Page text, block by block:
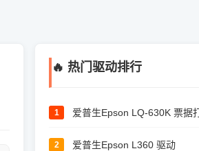
🔥 热门驱动排行
1
2 爱普生Epson L360 驱动